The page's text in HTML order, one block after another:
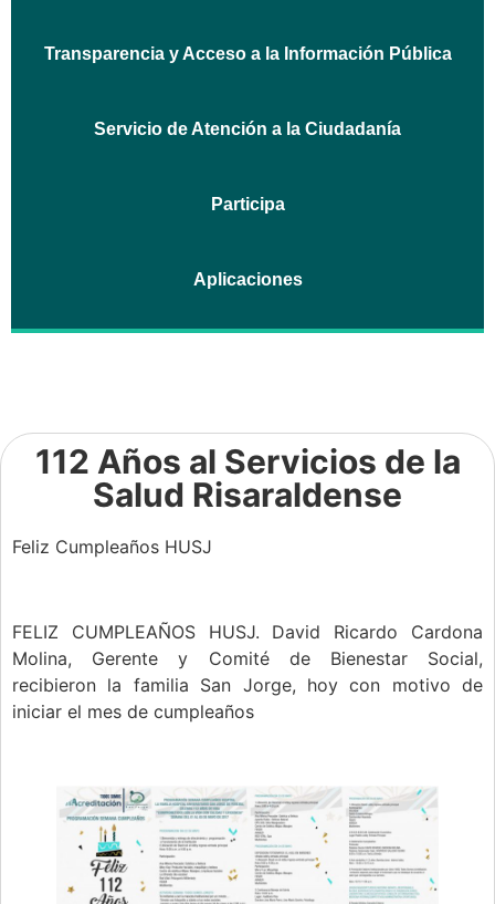
Transparencia y Acceso a la Información Pública
Servicio de Atención a la Ciudadanía
Participa
Aplicaciones
112 Años al Servicios de la
Salud Risaraldense
Feliz Cumpleaños HUSJ
FELIZ CUMPLEAÑOS HUSJ. David Ricardo Cardona
Molina, Gerente y Comité de Bienestar Social,
recibieron la familia San Jorge, hoy con motivo de
iniciar el mes de cumpleaños